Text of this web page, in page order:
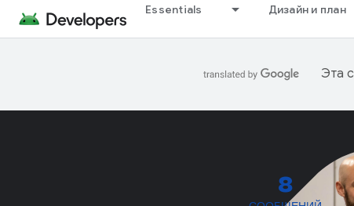
Essentials Дизайн и план
Эта
8